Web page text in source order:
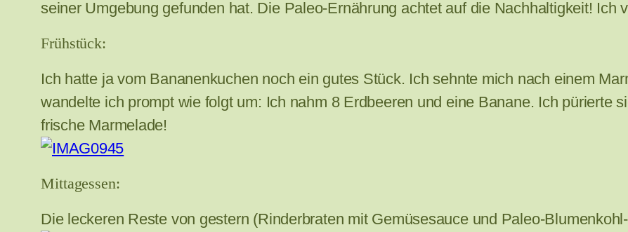
seiner Umgebung gefunden hat. Die Paleo-Ernährung achtet auf die Nachhaltigkeit! Ich
Frühstück:
Ich hatte ja vom Bananenkuchen noch ein gutes Stück. Ich sehnte mich nach einem
wandelte ich prompt wie folgt um: Ich nahm 8 Erdbeeren und eine Banane. Ich pürierte
frische Marmelade!
Mittagessen:
Die leckeren Reste von gestern (Rinderbraten mit Gemüsesauce und Paleo-